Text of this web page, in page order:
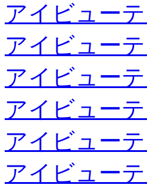
アイビュー
アイビュー
アイビュー
アイビュー
アイビュー
アイビュー